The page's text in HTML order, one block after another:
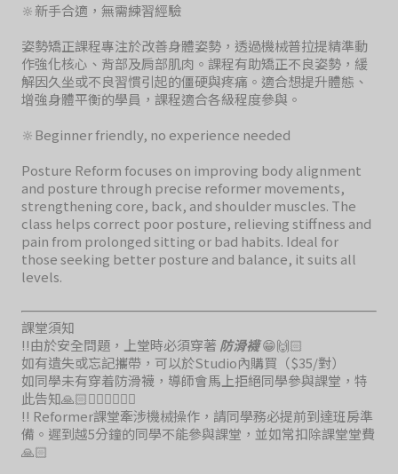
🔆新手合適，無需練習經驗
姿勢矯正課程專注於改善身體姿勢，透過機械普拉提精準動
作強化核心、背部及肩部肌肉。課程有助矯正不良姿勢，緩
解因久坐或不良習慣引起的僵硬與疼痛。適合想提升體態、
增強身體平衡的學員，課程適合各級程度參與。
🔆Beginner friendly, no experience needed
Posture Reform focuses on improving body alignment
and posture through precise reformer movements,
strengthening core, back, and shoulder muscles. The
class helps correct poor posture, relieving stiffness and
pain from prolonged sitting or bad habits. Ideal for
those seeking better posture and balance, it suits all
levels.
課堂須知
‼️由於安全問題，上堂時必須穿著 防滑襪😁🙌🏻
如有遺失或忘記攜帶，可以於Studio內購買（$35/對）
如同學未有穿着防滑襪，導師會馬上拒絕同學參與課堂，特
此告知🙏🏻🙇🏻‍♀️🙇🏻‍♀️
‼️ Reformer課堂牽涉機械操作，請同學務必提前到達班房準
備。遲到越5分鐘的同學不能參與課堂，並如常扣除課堂堂費
🙏🏻